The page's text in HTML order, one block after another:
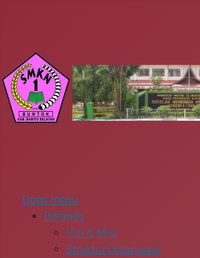
Open menu
Beranda
Visi & Misi
Struktur Organisasi